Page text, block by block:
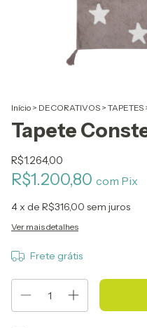
Início > DECORATIVOS > TAPETES
Tapete
R$1.264,00
R$1.200,80 com Pix
4x de R$316,00 sem juros
Ver mais detalhes
Frete grátis